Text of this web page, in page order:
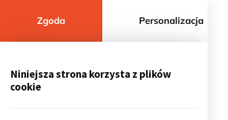
Zgoda Personalizacja
Niniejsza strona korzysta z plików
cookie